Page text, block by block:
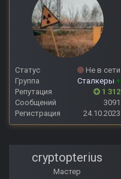
Статус
Не в сети
Группа
Сталкеры +
Репутация
1 312
Сообщений
3091
Регистрация
24.10.2023
cryptopterius
Мастер